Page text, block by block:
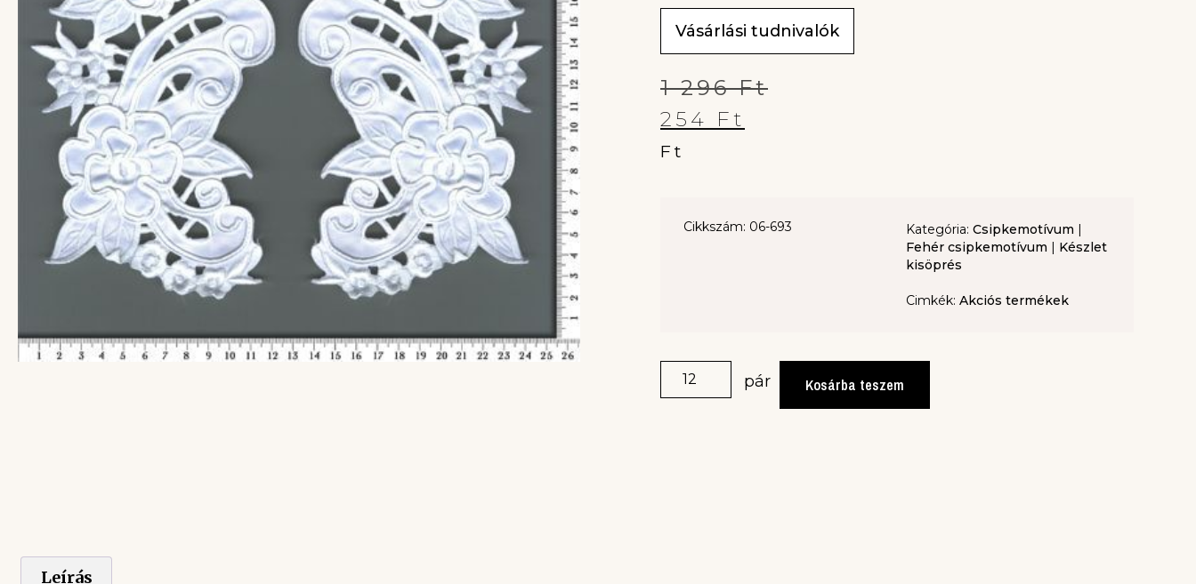
Vásárlási tudnivalók
1 296Ft
254 Ft
Ft
Cikkszám: 06-693 Kategória: Csipkemotívum |
Fehér csipkemotívum | Készlet
kisöprés
Cimkék: Akciós termékek
pár Kosárba teszem
Leírás